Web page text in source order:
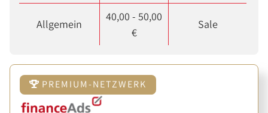
Allgemein
40,00 - 50,00
€
Sale
PREMIUM-NETZWERK